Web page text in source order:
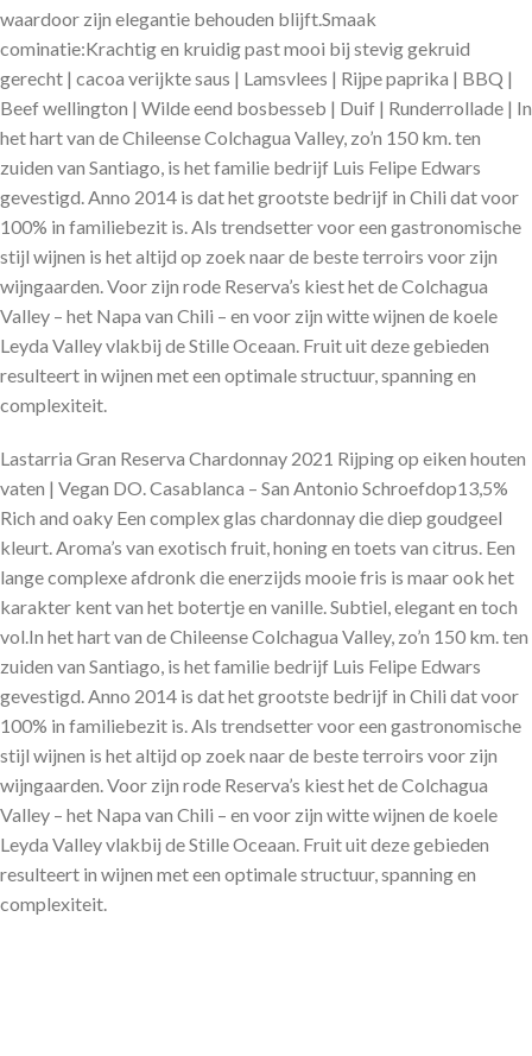
waardoor zijn elegantie behouden blijft.Smaak
cominatie:Krachtig en kruidig past mooi bij stevig gekruid
gerecht | cacoa verijkte saus | Lamsvlees | Rijpe paprika | BBQ |
Beef wellington | Wilde eend bosbesseb | Duif | Runderrollade | In
het hart van de Chileense Colchagua Valley, zo’n 150 km. ten
zuiden van Santiago, is het familie bedrijf Luis Felipe Edwars
gevestigd. Anno 2014 is dat het grootste bedrijf in Chili dat voor
100% in familiebezit is. Als trendsetter voor een gastronomische
stijl wijnen is het altijd op zoek naar de beste terroirs voor zijn
wijngaarden. Voor zijn rode Reserva’s kiest het de Colchagua
Valley – het Napa van Chili – en voor zijn witte wijnen de koele
Leyda Valley vlakbij de Stille Oceaan. Fruit uit deze gebieden
resulteert in wijnen met een optimale structuur, spanning en
complexiteit.
Lastarria Gran Reserva Chardonnay 2021 Rijping op eiken houten
vaten | Vegan DO. Casablanca – San Antonio Schroefdop13,5%
Rich and oaky Een complex glas chardonnay die diep goudgeel
kleurt. Aroma’s van exotisch fruit, honing en toets van citrus. Een
lange complexe afdronk die enerzijds mooie fris is maar ook het
karakter kent van het botertje en vanille. Subtiel, elegant en toch
vol.In het hart van de Chileense Colchagua Valley, zo’n 150 km. ten
zuiden van Santiago, is het familie bedrijf Luis Felipe Edwars
gevestigd. Anno 2014 is dat het grootste bedrijf in Chili dat voor
100% in familiebezit is. Als trendsetter voor een gastronomische
stijl wijnen is het altijd op zoek naar de beste terroirs voor zijn
wijngaarden. Voor zijn rode Reserva’s kiest het de Colchagua
Valley – het Napa van Chili – en voor zijn witte wijnen de koele
Leyda Valley vlakbij de Stille Oceaan. Fruit uit deze gebieden
resulteert in wijnen met een optimale structuur, spanning en
complexiteit.